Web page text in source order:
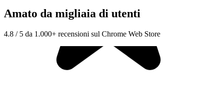
Amato da migliaia di utenti
4.8 / 5 da 1.000+ recensioni sul Chrome Web Store